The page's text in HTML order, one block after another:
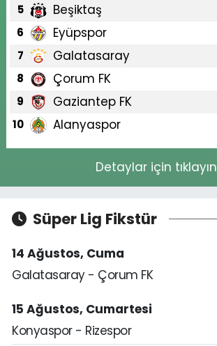
5 Beşiktaş
6 Eyüpspor
7 Galatasaray
8 Çorum FK
9 Gaziantep FK
10 Alanyaspor
Detaylar için tıklayın
Süper Lig Fikstür
14 Ağustos, Cuma
Galatasaray - Çorum FK
15 Ağustos, Cumartesi
Konyaspor - Rizespor